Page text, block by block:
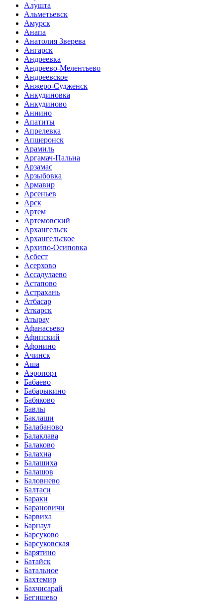
Алушта
Альметьевск
Амурск
Анапа
Анатолия Зверева
Ангарск
Андреевка
Андреево-Мелентьево
Андреевское
Анжеро-Судженск
Анкудиновка
Анкудиново
Аннино
Апатиты
Апрелевка
Апшеронск
Арамиль
Аргамач-Пальна
Арзамас
Арзыбовка
Армавир
Арсеньев
Арск
Артем
Артемовский
Архангельск
Архангельское
Архипо-Осиповка
Асбест
Асерхово
Ассадулаево
Астапово
Астрахань
Атбасар
Аткарск
Атырау
Афанасьево
Афипский
Афонино
Ачинск
Аша
Аэропорт
Бабаево
Бабарыкино
Бабяково
Бавлы
Баклаши
Балабаново
Балаклава
Балаково
Балахна
Балашиха
Балашов
Баловнево
Балтаси
Бараки
Барановичи
Барвиха
Барнаул
Барсуково
Барсуковская
Барятино
Батайск
Батальное
Бахтемир
Бахчисарай
Бегишево